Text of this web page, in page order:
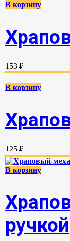
В корзину
153 ₽
В корзину
125 ₽
В корзину
ручкой